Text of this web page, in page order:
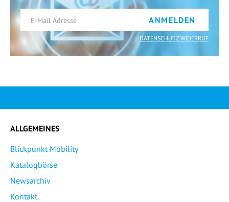
ANMELDEN
DATENSCHUTZ WIDERRUF
ALLGEMEINES
Blickpunkt Mobility
Katalogbörse
Newsarchiv
Kontakt